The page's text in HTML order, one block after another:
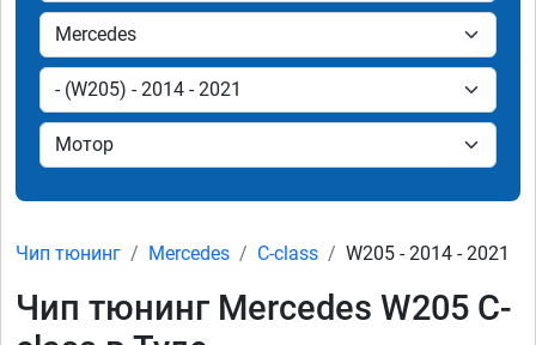
Чип тюнинг Mercedes C-class W205 - 2014 - 2021
Чип тюнинг Mercedes W205 C-